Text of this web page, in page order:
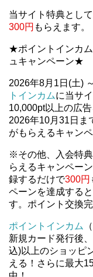
当サイト特典として
300円 もらえます。
★ポイントインカ
ュキャンペーン★
2026年8月1日(土)
トインカムに当サ
10,000pt以上の広
2026年10月31日ま
がもらえるキャンペ
※その他、入会特
らえるキャンペー
録するだけで300円
ペーンを達成する
す。ポイント交換
ポイントインカム
新規カード発行後
込)以上のショッピ
える！さらに最大